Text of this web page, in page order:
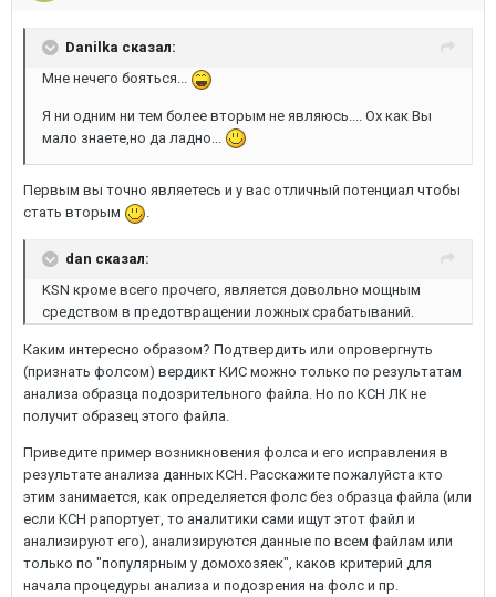
Danilka сказал:
Мне нечего бояться...
Я ни одним ни тем более вторым не являюсь.... Ох как Вы
мало знаете,но да ладно...
Первым вы точно являетесь и у вас отличный потенциал чтобы
стать вторым
.
dan сказал:
KSN кроме всего прочего, является довольно мощным
средством в предотвращении ложных срабатываний.
Каким интересно образом? Подтвердить или опровергнуть
(признать фолсом) вердикт КИС можно только по результатам
анализа образца подозрительного файла. Но по КСН ЛК не
получит образец этого файла.
Приведите пример возникновения фолса и его исправления в
результате анализа данных КСН. Расскажите пожалуйста кто
этим занимается, как определяется фолс без образца файла (или
если КСН рапортует, то аналитики сами ищут этот файл и
анализируют его), анализируются данные по всем файлам или
только по "популярным у домохозяек", каков критерий для
начала процедуры анализа и подозрения на фолс и пр.